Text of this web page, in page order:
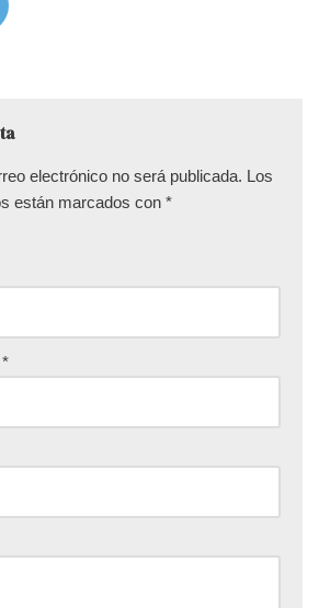
electrónico no será publicada. Los
están marcados con *
*